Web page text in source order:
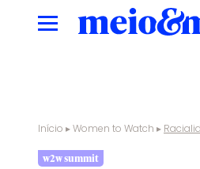
Início ▸Women to Watch ▸
w2w summit